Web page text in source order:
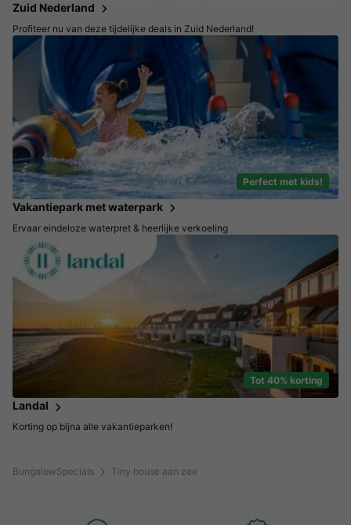
BungalowSpecials Tiny house aan zee
Zuid Nederland
Profiteer nu van deze tijdelijke deals in Zuid Nederland!
Perfect met kids!
Vakantiepark met waterpark
Ervaar eindeloze waterpret & heerlijke verkoeling
Tot 40% korting
Landal
Korting op bijna alle vakantieparken!